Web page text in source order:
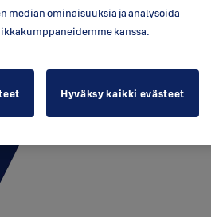
median ominaisuuksia ja analysoida
kanssa.
Hyväksy kaikki evästeet